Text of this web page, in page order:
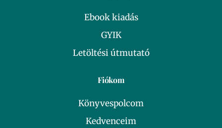
Ebook kiadás
GYIK
Letöltési útmutató
Fiókom
Könyvespolcom
Kedvenceim